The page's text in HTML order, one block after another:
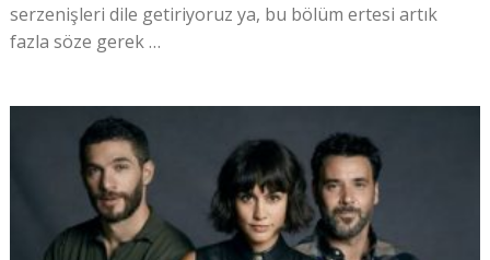
serzenişleri dile getiriyoruz ya, bu bölüm ertesi artık
fazla söze gerek …